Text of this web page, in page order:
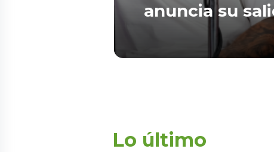
anuncia su
Lo último